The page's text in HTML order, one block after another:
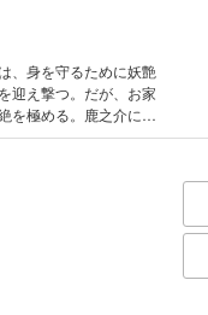
、身を守るために妖艶
迎え撃つ。だが、お家
を極める。鹿之介に対
の二人に活路はあるの
ント！